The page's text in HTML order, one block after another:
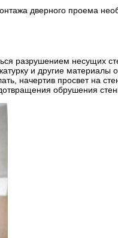
дверного проема
разрушением несущих
и другие материалы
начертив просвет на
обрушения